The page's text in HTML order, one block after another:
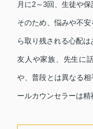
月に2～3回、生徒や
そのため、悩みや不
ら取り残される心配は
友人や家族、先生に
や、普段とは異なる
ールカウンセラーは精